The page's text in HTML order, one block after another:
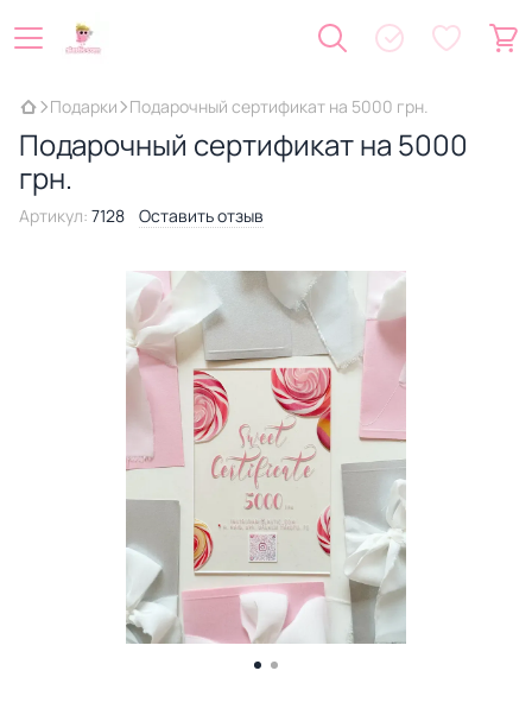
Подарки Подарочный сертификат на 5000 грн.
Подарочный сертификат на 5000
грн.
Артикул: 7128 Оставить отзыв